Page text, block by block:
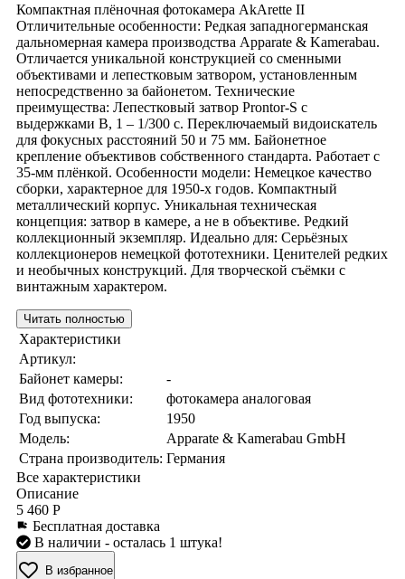
Компактная плёночная фотокамера AkArette II
Отличительные особенности: Редкая западногерманская
дальномерная камера производства Apparate & Kamerabau.
Отличается уникальной конструкцией со сменными
объективами и лепестковым затвором, установленным
непосредственно за байонетом. Технические
преимущества: Лепестковый затвор Prontor-S с
выдержками B, 1 – 1/300 с. Переключаемый видоискатель
для фокусных расстояний 50 и 75 мм. Байонетное
крепление объективов собственного стандарта. Работает с
35-мм плёнкой. Особенности модели: Немецкое качество
сборки, характерное для 1950-х годов. Компактный
металлический корпус. Уникальная техническая
концепция: затвор в камере, а не в объективе. Редкий
коллекционный экземпляр. Идеально для: Серьёзных
коллекционеров немецкой фототехники. Ценителей редких
и необычных конструкций. Для творческой съёмки с
винтажным характером.
Читать полностью
Характеристики
Артикул:
Байонет камеры:
-
Вид фототехники:
фотокамера аналоговая
Год выпуска:
1950
Модель:
Apparate & Kamerabau GmbH
Страна производитель: Германия
Все характеристики
Описание
5 460 Р
Бесплатная доставка
В наличии - осталась 1 штука!
В избранное